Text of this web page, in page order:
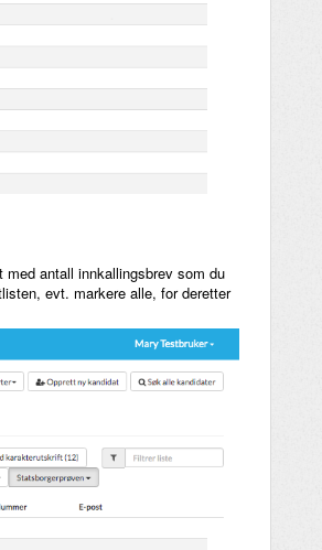
med antall innkallingsbrev som du
evt. markere alle, for deretter